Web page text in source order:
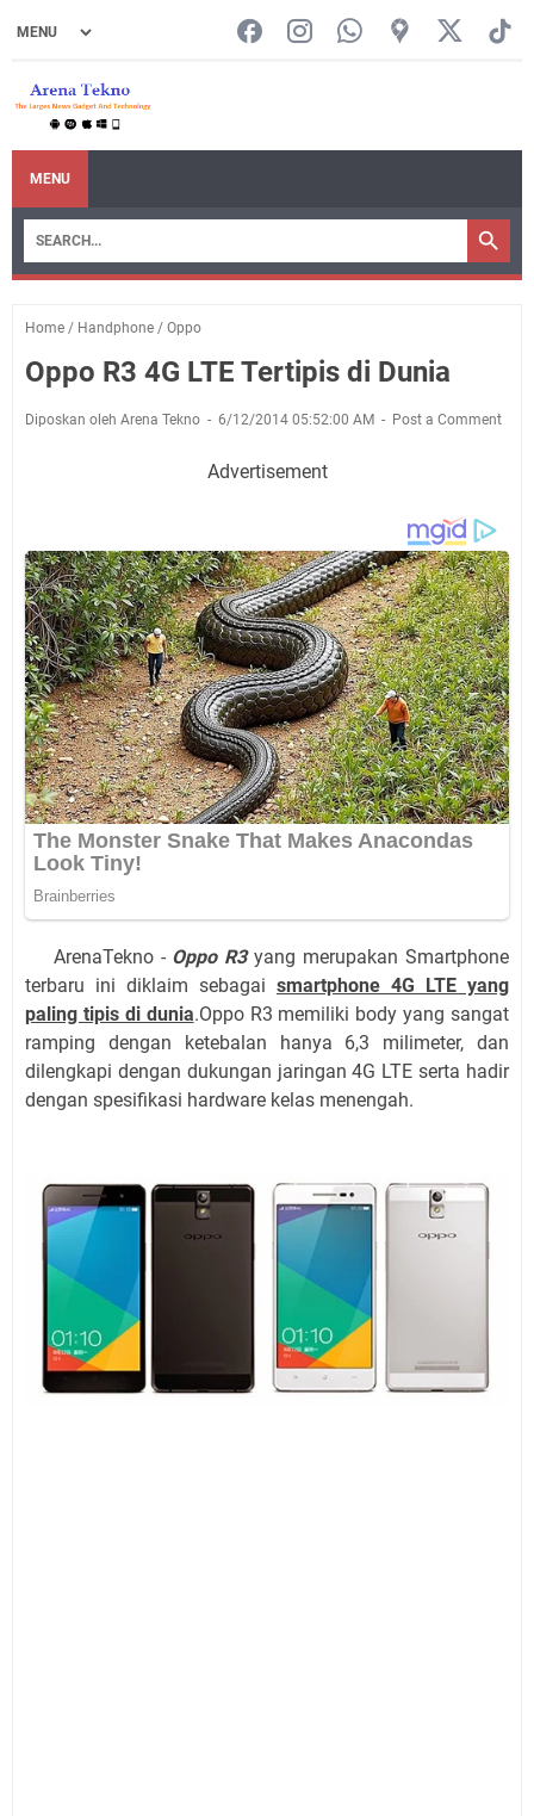
MENU
Home / Handphone / Oppo
Oppo R3 4G LTE Tertipis di Dunia
Diposkan oleh Arena Tekno 6/12/2014 05:52:00 AM Post a Comment
Advertisement
ArenaTekno -Oppo R3yang merupakan Smartphone
terbaru ini diklaim sebagai smartphone 4G LTE yang
paling tipis di dunia.Oppo R3 memiliki body yang sangat
ramping dengan ketebalan hanya 6,3 milimeter, dan
dilengkapi dengan dukungan jaringan 4G LTE serta hadir
dengan spesifikasi hardware kelas menengah.